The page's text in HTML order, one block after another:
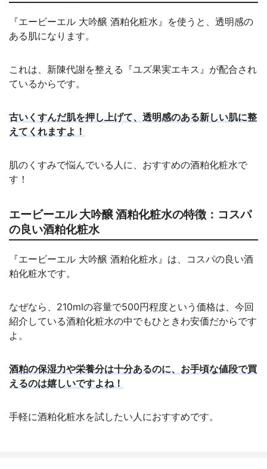
『エービーエル 大吟醸 酒粕化粧水』を使うと、透明感の
ある肌になります。
これは、新陳代謝を整える『ユズ果実エキス』が配合され
ているからです。
古いくすんだ肌を押し上げて、透明感のある新しい肌に整
えてくれますよ！
肌のくすみで悩んでいる人に、おすすめの酒粕化粧水で
す！
エービーエル 大吟醸 酒粕化粧水の特徴：コスパ
の良い酒粕化粧水
『エービーエル 大吟醸 酒粕化粧水』は、コスパの良い酒
粕化粧水です。
なぜなら、210mlの容量で500円程度という価格は、今回
紹介している酒粕化粧水の中でもひときわ安価だからです
よ。
酒粕の保湿力や栄養分は十分あるのに、お手頃な値段で買
えるのは嬉しいですよね！
手軽に酒粕化粧水を試したい人におすすめです。